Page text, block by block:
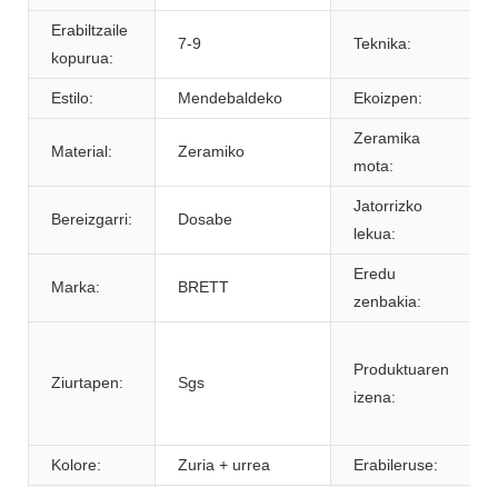
Erabiltzaile
kopurua:
7-9 Teknika:
Estilo: Mendebaldeko Ekoizpen:
Material: Zeramiko
Zeramika
mota:
Bereizgarri: Dosabe
Jatorrizko
lekua:
Marka: BRETT
Eredu
zenbakia:
Ziurtapen: Sgs
Produktuaren
izena:
Kolore: Zuria + urrea Erabileruse: